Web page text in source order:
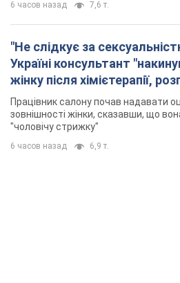
6 часов назад 6,9 т.